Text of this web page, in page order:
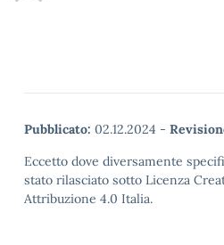
Pubblicato: 02.12.2024 -
Eccetto dove diversamente
stato rilasciato sotto Licenza
Attribuzione 4.0 Italia.